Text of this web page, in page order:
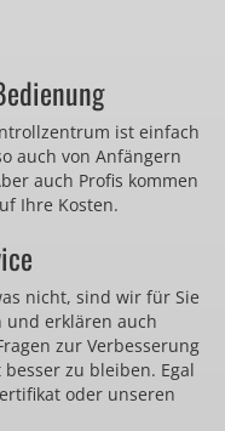
ist einfach
auch von Anfängern
auch Profis kommen
Ihre Kosten.
nicht, sind wir für Sie
und erklären auch
zur Verbesserung
zu bleiben. Egal
oder unseren